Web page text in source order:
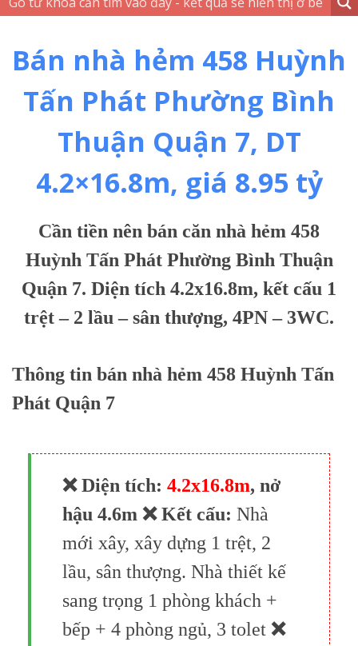
Bán nhà hẻm 458 Huỳnh
Tấn Phát Phường Bình
Thuận Quận 7, DT
4.2×16.8m, giá 8.95 tỷ
Cần tiền nên bán căn nhà hẻm 458
Huỳnh Tấn Phát Phường Bình Thuận
Quận 7. Diện tích 4.2x16.8m, kết cấu 1
trệt – 2 lầu – sân thượng, 4PN – 3WC.
Thông tin bán nhà hẻm 458 Huỳnh Tấn
Phát Quận 7
❌ Diện tích: 4.2x16.8m, nở
hậu 4.6m ❌ Kết cấu: Nhà
mới xây, xây dựng 1 trệt, 2
lầu, sân thượng. Nhà thiết kế
sang trọng 1 phòng khách +
bếp + 4 phòng ngủ, 3 tolet ❌